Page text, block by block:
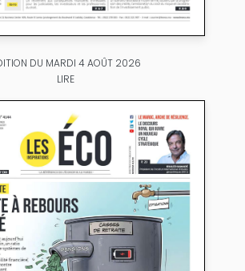
DU MARDI 4 AOÛT 2026
LIRE